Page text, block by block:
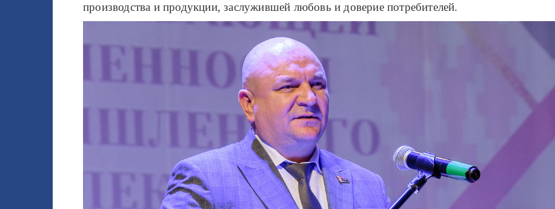
производства и продукции, заслужившей любовь и доверие потребителей.